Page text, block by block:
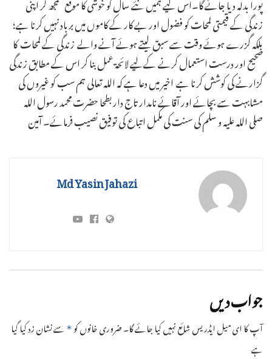
زندگی کے قیمتی لمحات کو فضول اور بے کار کے کاموں میں برباد نہیں کرنا ہے؛
بلکہ گزرے ہوئے وقت سے سبق لیتے ہوئے آنے والے زندگی کے لمحات کا
صحیح اور درست استعمال کرنے کےلیے لائحۃ عمل بنا کر اس کے مطابق زندگی
گزارنے کی کوشش کرنا ہے اخیر میں دعا ہے کہ اللہ تعالی ہم سب کو غیروں کی
مشابہت سے بچائے اور آقائے نامدار تاج دار بطحا حضرت محمد رسول اللہ
صلی اللہ علیہ و سلم کی سنت کی مکمل اتباع کی توفیق نصیب فرمائے۔ آمین
Md Yasin Jahazi
جواب دیں
آپ کا ای میل ایڈریس شائع نہیں کیا جائے گا۔ضروری خانوں کو* سے نشان زد کیا گیا
ہے